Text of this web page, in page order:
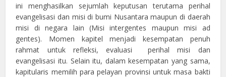
ini menghasilkan sejumlah keputusan terutama perihal
evangelisasi dan misi di bumi Nusantara maupun di daerah
misi di negara lain (Misi intergentes maupun misi ad
gentes). Momen kapitel menjadi kesempatan penuh
rahmat untuk refleksi, evaluasi perihal misi dan
evangelisasi itu. Selain itu, dalam kesempatan yang sama,
kapitularis memilih para pelayan provinsi untuk masa bakti